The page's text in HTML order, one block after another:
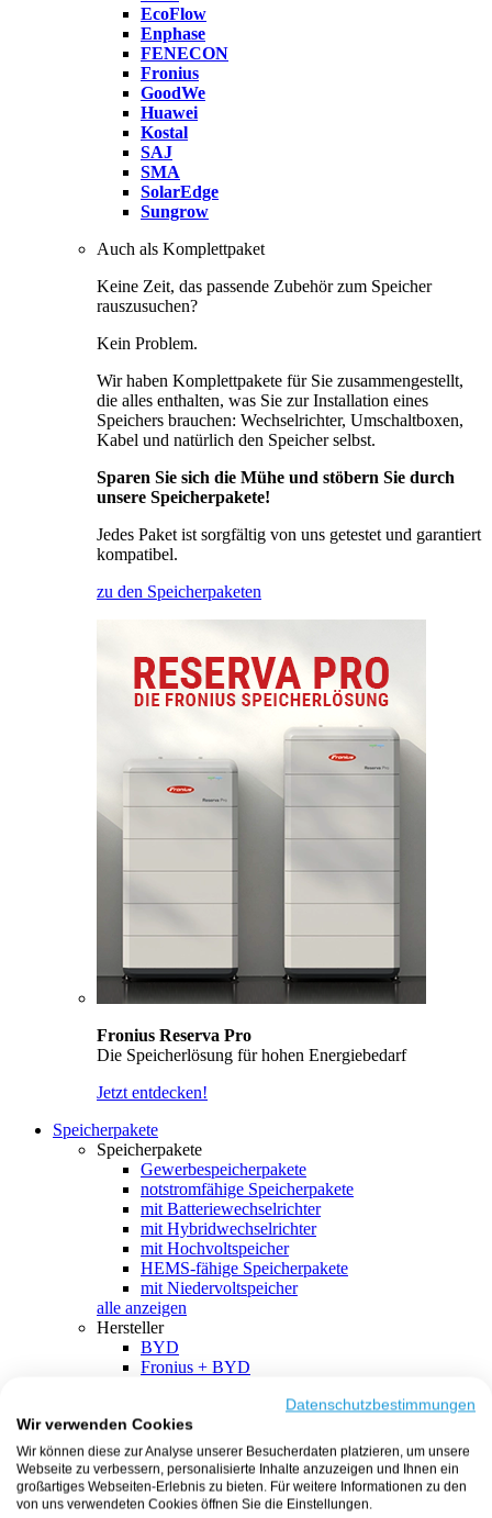
EcoFlow
Enphase
FENECON
Fronius
GoodWe
Huawei
Kostal
SAJ
SMA
SolarEdge
Sungrow
Auch als Komplettpaket
Keine Zeit, das passende Zubehör zum Speicher
rauszusuchen?
Kein Problem.
Wir haben Komplettpakete für Sie zusammengestellt,
die alles enthalten, was Sie zur Installation eines
Speichers brauchen: Wechselrichter, Umschaltboxen,
Kabel und natürlich den Speicher selbst.
Sparen Sie sich die Mühe und stöbern Sie durch
unsere Speicherpakete!
Jedes Paket ist sorgfältig von uns getestet und garantiert
kompatibel.
zu den Speicherpaketen
Fronius Reserva Pro
Die Speicherlösung für hohen Energiebedarf
Jetzt entdecken!
Speicherpakete
Speicherpakete
Gewerbespeicherpakete
notstromfähige Speicherpakete
mit Batteriewechselrichter
mit Hybridwechselrichter
mit Hochvoltspeicher
HEMS-fähige Speicherpakete
mit Niedervoltspeicher
alle anzeigen
Hersteller
BYD
Fronius + BYD
SMA + BYD
EcoFlow
EcoFlow + EcoFlow
FENECON
FENECON + FENECON
Datenschutzbestimmungen
Wir verwenden Cookies
Wir können diese zur Analyse unserer Besucherdaten platzieren, um unsere
Webseite zu verbessern, personalisierte Inhalte anzuzeigen und Ihnen ein
großartiges Webseiten-Erlebnis zu bieten. Für weitere Informationen zu den
von uns verwendeten Cookies öffnen Sie die Einstellungen.